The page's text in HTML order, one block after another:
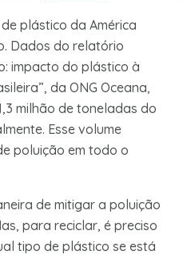
plástico da América
Dados do relatório
impacto do plástico à
da ONG Oceana,
milhão de toneladas do
Esse volume
poluição em todo o
de mitigar a poluição
para reciclar, é preciso
tipo de plástico se está